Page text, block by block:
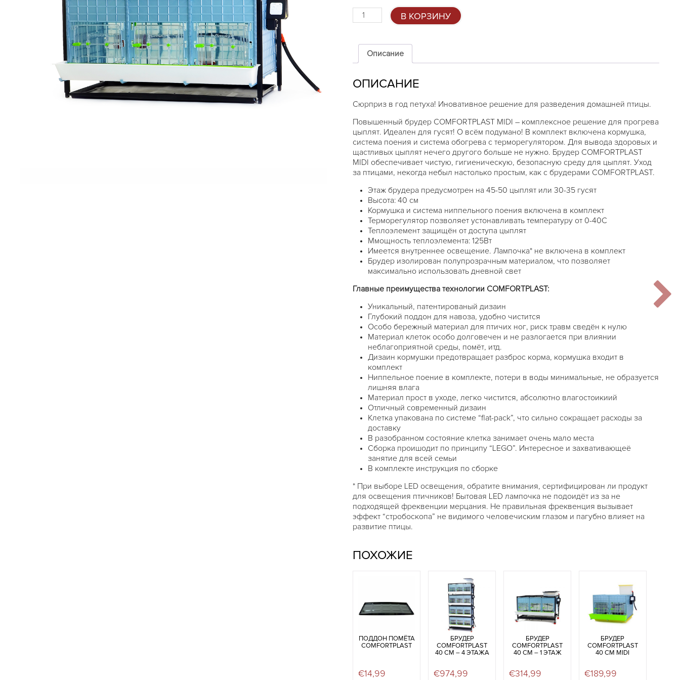
Количество
товара
COMFORTPLAST
см
дополнительный
В КОРЗИНУ
Описание
ОПИСАНИЕ
Сюрприз в год петуха! Иновативное решение для разведения домашней птицы.
Повышенный брудер COMFORTPLAST MIDI – комплексное решение для прогрева
цыплят. Идеален для гусят! О всём подумано! В комплект включена кормушка,
система поения и система обогрева с терморегулятором. Для вывода здоровых и
щастливых цыплят нечего другого больше не нужно. Брудер COMFORTPLAST
MIDI обеспечивает чистую, гигиеническую, безопасную среду для цыплят. Уход
за птицами, некогда небыл настолько простым, как с брудерами COMFORTPLAST.
Этаж брудерa предусмотрен на 45-50 цыплят или 30-35 гусят
Высота: 40 см
Кормушка и система ниппельного поения включена в комплект
Терморегулятор позволяет устонавливать температуру от 0-40C
Теплоэлемент защищён от доступа цыплят
Ммощность теплоэлемента: 125Вт
Имеется внутреннее освещение. Лампочка* не включена в комплект
Брудер изолирован полупрозрачным материалом, что позволяет
максимально использовать дневной свет
Главные преимущества технологии COMFORTPLAST:
Уникальный, патентированый дизаин
Глубокий поддон для навоза, удобно чистится
Особо бережный материал для птичих ног, риск травм сведён к нулю
Материал клеток особо долговечен и не разлогается при влиянии
неблагоприятной среды, помёт, итд.
Дизаин кормушки предотвращает разброс корма, кормушка входит в
комплект
Ниппельное поение в комплекте, потери в воды минимальные, не образуется
лишняя влага
Материал прост в уходе, легко чистится, абсолютно влагостоикиий
Отличный современный дизаин
Клетка упакована по системе “flat-pack”, что сильно сокращает расходы за
доставку
В разобранном состояние клетка занимает очень мало места
Сборка проишодит по принципу “LEGO”. Интересное и захвативающеё
занятие для всей семьи
В комплекте инструкция по сборке
* При выборе LED освещения, обратите внимания, сертифицирован ли продукт
для освещения птичников! Бытовая LED лампочка не подоидёт из за не
подходящей фреквенции мерцания. Не правильная фреквенция вызывает
эффект “стробоскопа” не видимого человечиским глазом и пагубно влияет на
развитие птицы.
ПОХОЖИЕ
ПОДДОН ПОМЁТА
COMFORTPLAST
€14,99
БРУДЕР
COMFORTPLAST
40 СМ – 4 ЭТАЖА
€974,99
БРУДЕР
COMFORTPLAST
40 СМ – 1 ЭТАЖ
€314,99
БРУДЕР
COMFORTPLAST
40 СМ MIDI
€189,99